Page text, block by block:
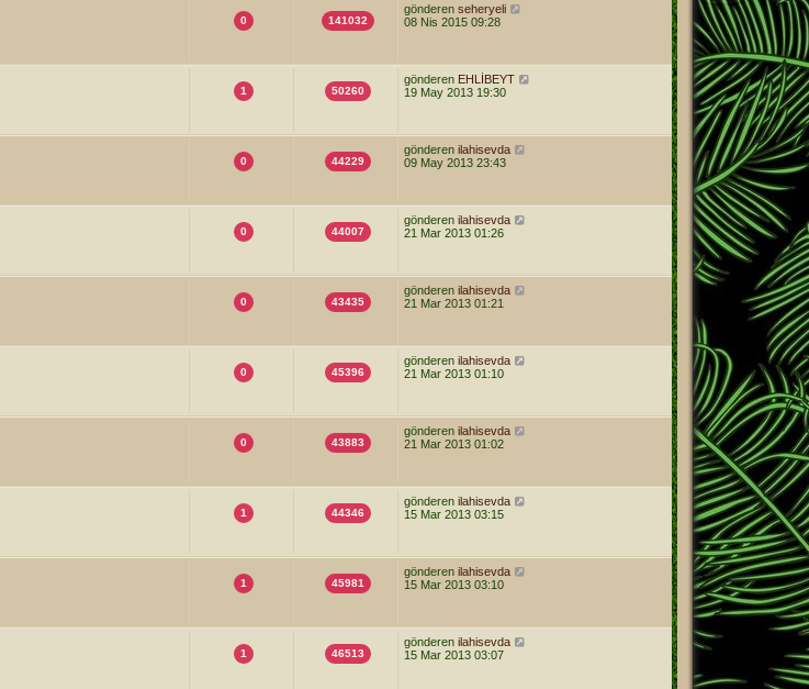
0 141032
gönderen seheryeli
08 Nis 2015 09:28
1 50260
gönderen EHLİBEYT
19 May 2013 19:30
0 44229
gönderen ilahisevda
09 May 2013 23:43
0 44007
gönderen ilahisevda
21 Mar 2013 01:26
0 43435
gönderen ilahisevda
21 Mar 2013 01:21
0 45396
gönderen ilahisevda
21 Mar 2013 01:10
0 43883
gönderen ilahisevda
21 Mar 2013 01:02
1 44346
gönderen ilahisevda
15 Mar 2013 03:15
1 45981
gönderen ilahisevda
15 Mar 2013 03:10
1 46513
gönderen ilahisevda
15 Mar 2013 03:07